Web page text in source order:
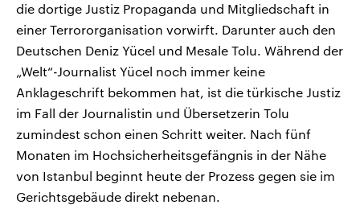
die dortige Justiz Propaganda und Mitgliedschaft in
einer Terrororganisation vorwirft. Darunter auch den
Deutschen Deniz Yücel und Mesale Tolu. Während der
„Welt“-Journalist Yücel noch immer keine
Anklageschrift bekommen hat, ist die türkische Justiz
im Fall der Journalistin und Übersetzerin Tolu
zumindest schon einen Schritt weiter. Nach fünf
Monaten im Hochsicherheitsgefängnis in der Nähe
von Istanbul beginnt heute der Prozess gegen sie im
Gerichtsgebäude direkt nebenan.